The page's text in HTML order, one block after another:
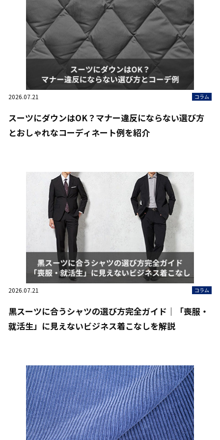
2026.07.21 コラム
スーツにダウンはOK？マナー違反にならない選び方
とおしゃれなコーディネート例を紹介
2026.07.21 コラム
黒スーツに合うシャツの選び方完全ガイド｜「喪服・
就活生」に見えないビジネス着こなしを解説